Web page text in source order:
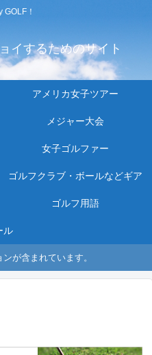
GOLF！
イするためのサイト
アメリカ女子ツアー
メジャー大会
女子ゴルファー
ゴルフクラブ・ボールなどギア
ゴルフ用語
ル
が含まれています。